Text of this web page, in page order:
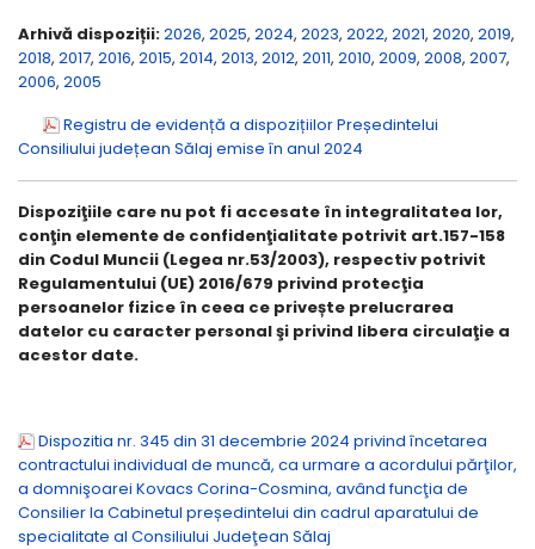
Arhivă dispoziții:2026, 2025, 2024, 2023, 2022, 2021, 2020, 2019,
2018, 2017, 2016, 2015, 2014, 2013, 2012, 2011, 2010, 2009, 2008, 2007,
2006, 2005
Registru de evidență a dispozițiilor Președintelui
Consiliului județean Sălaj emise în anul 2024
Dispoziţiile care nu pot fi accesate în integralitatea lor,
conţin elemente de confidenţialitate potrivit art.157-158
din Codul Muncii (Legea nr.53/2003), respectiv potrivit
Regulamentului (UE) 2016/679 privind protecţia
persoanelor fizice în ceea ce privește prelucrarea
datelor cu caracter personal şi privind libera circulaţie a
acestor date.
Dispozitia nr. 345 din 31 decembrie 2024 privind încetarea
contractului individual de muncă, ca urmare a acordului părţilor,
a domnişoarei Kovacs Corina-Cosmina, având funcţia de
Consilier la Cabinetul președintelui din cadrul aparatului de
specialitate al Consiliului Judeţean Sălaj